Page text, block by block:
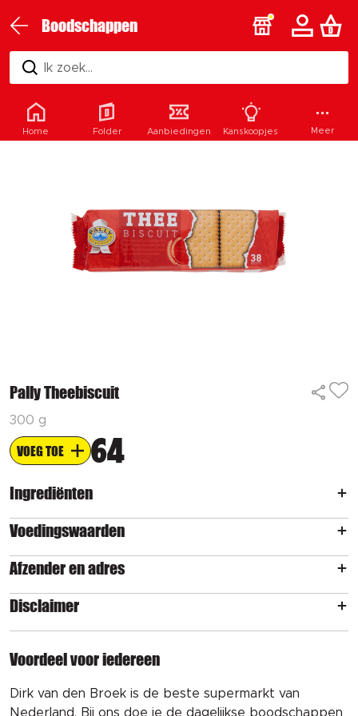
Boodschappen
Ik zoek...
Pally Theebiscuit
300 g
VOEG TOE 64
Ingrediënten
Voedingswaarden
Afzender en adres
Disclaimer
Voordeel voor iedereen
Dirk van den Broek is de beste supermarkt van
Nederland. Bij ons doe je de dagelijkse boodschappen
Home Folder Aanbiedingen Kanskoopjes Meer